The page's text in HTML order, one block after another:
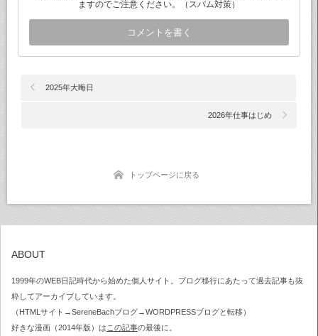
ますのでご注意ください。（スパム対策）
2025年大晦日
2026年仕事はじめ
トップページに戻る
ABOUT
1999年のWEB日記時代から始めた個人サイト。ブログ移行にあたって過去記事も抜
粋してアーカイブしています。
（HTMLサイト→SereneBachブログ→WORDPRESSブログと転移）
好きな漫画（2014年版）はこの記事の最後に。